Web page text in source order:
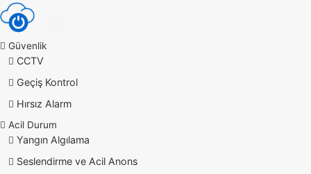
Güvenlik
CCTV
Geçiş Kontrol
Hırsız Alarm
Acil Durum
Yangın Algılama
Seslendirme ve Acil Anons